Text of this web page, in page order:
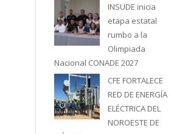
INSUDE inicia
etapa estatal
rumbo a la
Olimpiada
Nacional CONADE 2027
CFE FORTALECE
RED DE ENERGÍA
ELÉCTRICA DEL
NOROESTE DE